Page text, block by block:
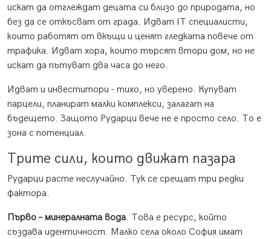
искат да отглеждат децата си близо до природата, но
без да се откъсват от града. Идват IT специалисти,
които работят от вкъщи и ценят гледката повече от
трафика. Идват хора, които търсят втори дом, но не
искат да пътуват два часа до него.
Идват и инвеститори - тихо, но уверено. Купуват
парцели, планират малки комплекси, залагат на
бъдещето. Защото Рударци вече не е просто село. То е
зона с потенциал.
Трите сили, които движат пазара
Рударци расте неслучайно. Тук се срещат три редки
фактора.
Първо – минералната вода. Това е ресурс, който
създава идентичност. Малко села около София имат